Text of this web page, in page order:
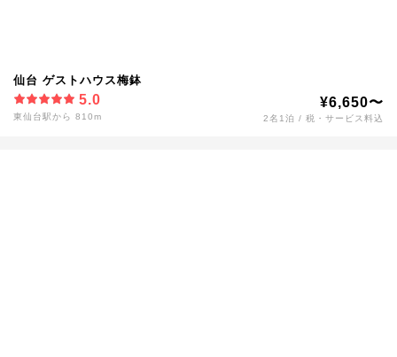
仙台 ゲストハウス梅鉢
5.0
東仙台駅から 810m
¥6,650〜
2名1泊 / 税・サービス料込